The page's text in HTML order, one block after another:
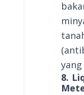
8.